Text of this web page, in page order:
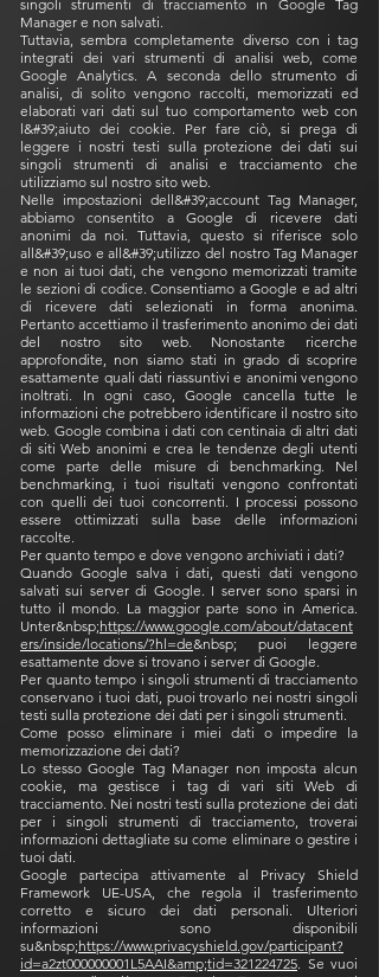
singoli strumenti di tracciamento in Google Tag
Manager e non salvati.
Tuttavia, sembra completamente diverso con i tag
integrati dei vari strumenti di analisi web, come
Google Analytics. A seconda dello strumento di
analisi, di solito vengono raccolti, memorizzati ed
elaborati vari dati sul tuo comportamento web con
l&#39;aiuto dei cookie. Per fare ciò, si prega di
leggere i nostri testi sulla protezione dei dati sui
singoli strumenti di analisi e tracciamento che
utilizziamo sul nostro sito web.
Nelle impostazioni dell&#39;account Tag Manager,
abbiamo consentito a Google di ricevere dati
anonimi da noi. Tuttavia, questo si riferisce solo
all&#39;uso e all&#39;utilizzo del nostro Tag Manager
e non ai tuoi dati, che vengono memorizzati tramite
le sezioni di codice. Consentiamo a Google e ad altri
di ricevere dati selezionati in forma anonima.
Pertanto accettiamo il trasferimento anonimo dei dati
del nostro sito web. Nonostante ricerche
approfondite, non siamo stati in grado di scoprire
esattamente quali dati riassuntivi e anonimi vengono
inoltrati. In ogni caso, Google cancella tutte le
informazioni che potrebbero identificare il nostro sito
web. Google combina i dati con centinaia di altri dati
di siti Web anonimi e crea le tendenze degli utenti
come parte delle misure di benchmarking. Nel
benchmarking, i tuoi risultati vengono confrontati
con quelli dei tuoi concorrenti. I processi possono
essere ottimizzati sulla base delle informazioni
raccolte.
Per quanto tempo e dove vengono archiviati i dati?
Quando Google salva i dati, questi dati vengono
salvati sui server di Google. I server sono sparsi in
tutto il mondo. La maggior parte sono in America.
Unter&nbsp;https://www.google.com/about/datacent
ers/inside/locations/?hl=de&nbsp; puoi leggere
esattamente dove si trovano i server di Google.
Per quanto tempo i singoli strumenti di tracciamento
conservano i tuoi dati, puoi trovarlo nei nostri singoli
testi sulla protezione dei dati per i singoli strumenti.
Come posso eliminare i miei dati o impedire la
memorizzazione dei dati?
Lo stesso Google Tag Manager non imposta alcun
cookie, ma gestisce i tag di vari siti Web di
tracciamento. Nei nostri testi sulla protezione dei dati
per i singoli strumenti di tracciamento, troverai
informazioni dettagliate su come eliminare o gestire i
tuoi dati.
Google partecipa attivamente al Privacy Shield
Framework UE-USA, che regola il trasferimento
corretto e sicuro dei dati personali. Ulteriori
informazioni sono disponibili
su&nbsp;https://www.privacyshield.gov/participant?
id=a2zt000000001L5AAI&amp;tid=321224725. Se vuoi